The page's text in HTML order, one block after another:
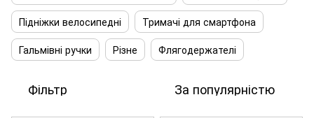
Підніжки велосипедні
Тримачі для смартфона
Гальмівні ручки
Різне Флягодержателі
Фільтр За популярністю